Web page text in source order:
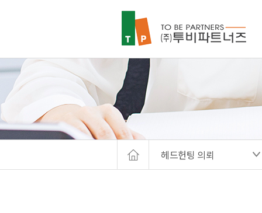
헤드헌팅 의뢰